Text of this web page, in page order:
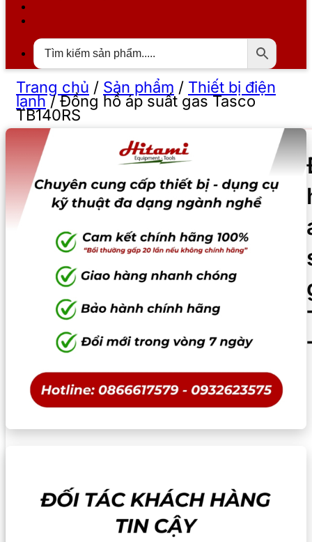
Trang chủ / Sản phẩm / Thiết bị điện
lạnh/Đồng hồ áp suất gas Tasco
TB140RS